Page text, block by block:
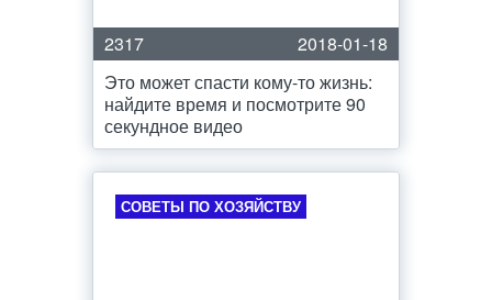
2317
2018-01-18
Это может спасти кому-то жизнь:
найдите время и посмотрите 90
секундное видео
СОВЕТЫ ПО ХОЗЯЙСТВУ